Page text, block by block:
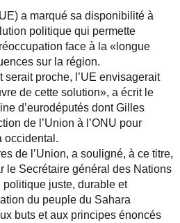
a marqué sa disponibilité à
politique qui permette
face à la «longue
sur la région.
proche, l’UE envisagerait
de cette solution», a écrit le
d’eurodéputés dont Gilles
de l’Union à l’ONU pour
occidental.
de l’Union, a souligné, à ce titre,
le Secrétaire général des Nations
juste, durable et
du peuple du Sahara
buts et aux principes énoncés